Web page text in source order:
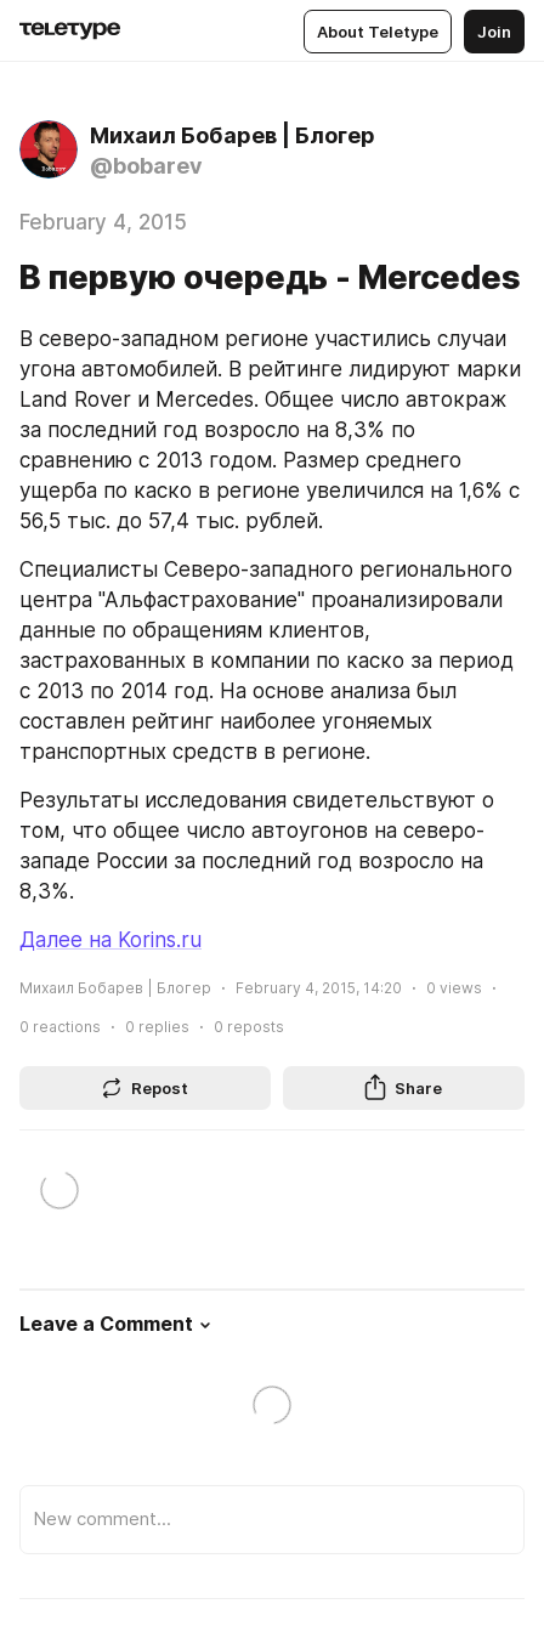
About Teletype Join
Михаил Бобарев | Блогер
@bobarev
February 4, 2015
В первую очередь - Mercedes
В северо-западном регионе участились случаи
угона автомобилей. В рейтинге лидируют марки
Land Rover и Mercedes. Общее число автокраж
за последний год возросло на 8,3% по
сравнению с 2013 годом. Размер среднего
ущерба по каско в регионе увеличился на 1,6% с
56,5 тыс. до 57,4 тыс. рублей.
Специалисты Северо-западного регионального
центра "Альфастрахование" проанализировали
данные по обращениям клиентов,
застрахованных в компании по каско за период
с 2013 по 2014 год. На основе анализа был
составлен рейтинг наиболее угоняемых
транспортных средств в регионе.
Результаты исследования свидетельствуют о
том, что общее число автоугонов на cеверо-
западе России за последний год возросло на
8,3%.
Далее на Korins.ru
Михаил Бобарев | Блогер February 4, 2015, 14:20 0 views
0 reactions 0 replies 0 reposts
Repost Share
Leave a Comment